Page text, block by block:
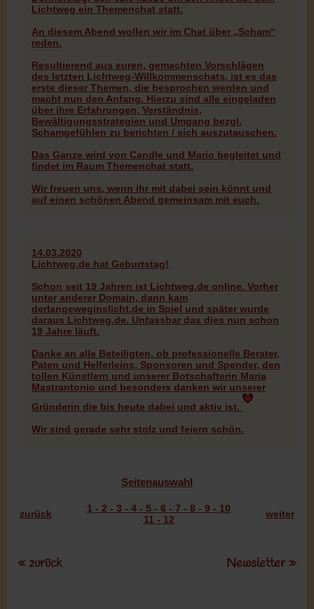
Lichtweg ein Themenchat statt.
An diesem Abend wollen wir im Chat über „Scham“
reden.
Resultierend aus euren, gemachten Vorschlägen
des letzten Lichtweg-Willkommenschats, ist es das
erste dieser Themen, die besprochen werden und
macht nun den Anfang. Hierzu sind alle eingeladen
über ihre Erfahrungen, Verständnis,
Bewältigungsstrategien und Umgang bezgl.
Schamgefühlen zu berichten / sich auszutauschen.
Das Ganze wird von Candle und Mario begleitet und
findet im Raum Themenchat statt.
Wir freuen uns, wenn ihr mit dabei sein könnt und
auf einen schönen Abend gemeinsam mit euch.
14.03.2020
Lichtweg.de hat Geburtstag!
Schon seit 19 Jahren ist Lichtweg.de online. Vorher
unter anderer Domain, dann kam
derlangeweginslicht.de in Spiel und später wurde
daraus Lichtweg.de. Unfassbar das dies nun schon
19 Jahre läuft.
Danke an alle Beteiligten, ob professionelle Berater,
Paten und Helferleins, Sponsoren und Spender, den
tollen Künstlern und unserer Botschafterin Maria
Mastrantonio und besonders danken wir unserer
Gründerin die bis heute dabei und aktiv ist.
Wir sind gerade sehr stolz und feiern schön.
Seitenauswahl
zurück 1 - 2 - 3 - 4 - 5 - 6 - 7 - 8 - 9 - 10
11 - 12 weiter
« zurück Newsletter »